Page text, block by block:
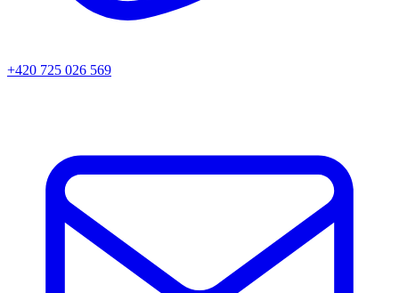
+420 725 026 569